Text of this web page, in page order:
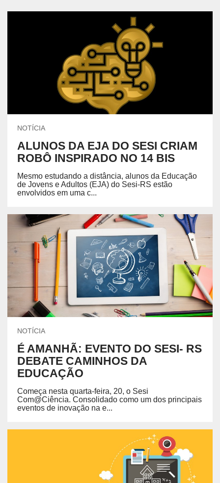
NOTÍCIA
ALUNOS DA EJA DO SESI CRIAM
ROBÔ INSPIRADO NO 14 BIS
Mesmo estudando a distância, alunos da Educação
de Jovens e Adultos (EJA) do Sesi-RS estão
envolvidos em uma c...
NOTÍCIA
É AMANHÃ: EVENTO DO SESI- RS
DEBATE CAMINHOS DA
EDUCAÇÃO
Começa nesta quarta-feira, 20, o Sesi
Com@Ciência. Consolidado como um dos principais
eventos de inovação na e...